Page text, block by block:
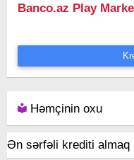
Banco.az Play
Həmçinin oxu
Ən sərfəli krediti almaq